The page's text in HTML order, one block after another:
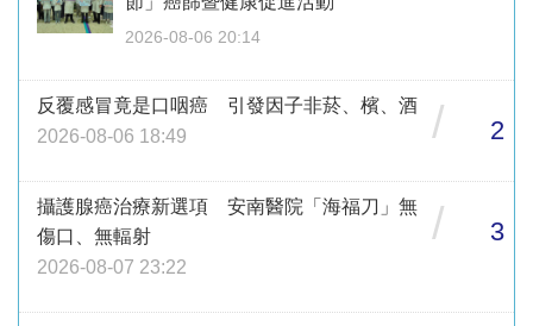
2026-08-06 20:14
反覆感冒竟是口咽癌 引發因子非菸、檳、酒
2026-08-06 18:49
/ 2
攝護腺癌治療新選項 安南醫院「海福刀」無
傷口、無輻射
2026-08-07 23:22
/ 3